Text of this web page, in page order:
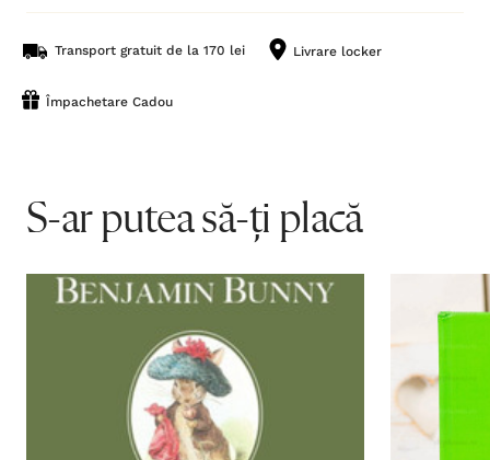
Transport gratuit de la 170 lei Livrare locker
Împachetare Cadou
S-ar putea să-ți placă